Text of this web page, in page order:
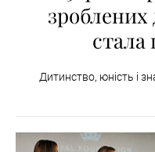
зроблених
Дитинство, юність і